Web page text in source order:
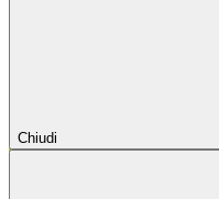
Chiudi